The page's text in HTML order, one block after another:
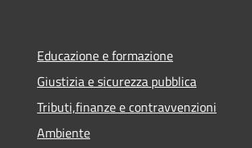
Educazione e formazione
Giustizia e sicurezza pubblica
Tributi,finanze e contravvenzioni
Ambiente